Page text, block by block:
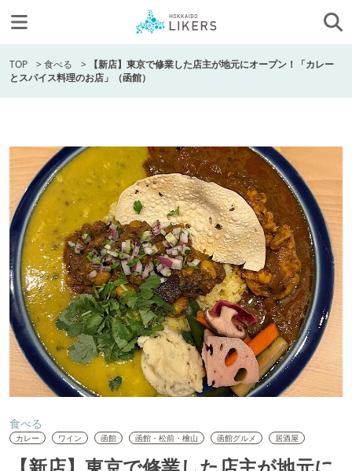
TOP >食べる > 【新店】東京で修業した店主が地元にオープン！「カレー
とスパイス料理のお店」（函館）
食べる
カレー ワイン 函館 函館・松前・檜山 函館グルメ 居酒屋